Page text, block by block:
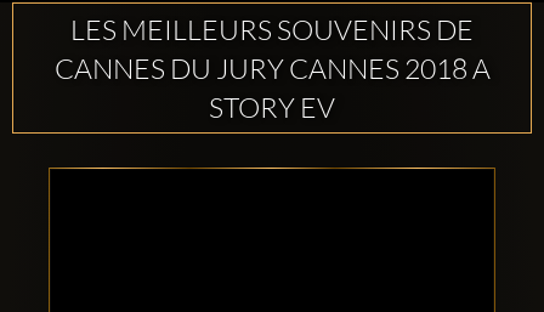
LES MEILLEURS SOUVENIRS DE
CANNES DU JURY CANNES 2018 A
STORY EV